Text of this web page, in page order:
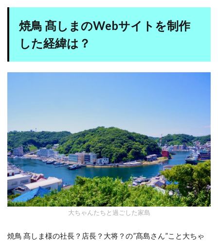
焼鳥 髙しまのWebサイトを制作
した経緯は？
大ちゃんたちと過ごした家島
焼鳥 髙しま様の社長？店長？大将？の”髙島さん”こと大ちゃ